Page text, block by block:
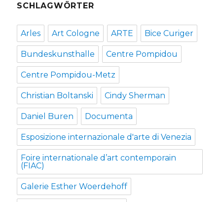
SCHLAGWÖRTER
Arles Art Cologne ARTE Bice Curiger
Bundeskunsthalle Centre Pompidou
Centre Pompidou-Metz
Christian Boltanski Cindy Sherman
Daniel Buren Documenta
Esposizione internazionale d'arte di Venezia
Foire internationale d’art contemporain
(FIAC)
Galerie Esther Woerdehoff